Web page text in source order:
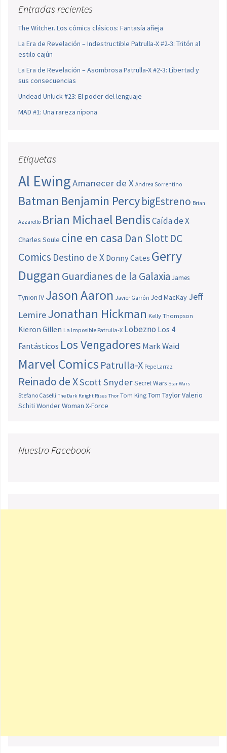
Entradas recientes
The Witcher. Los cómics clásicos: Fantasía añeja
La Era de Revelación – Indestructible Patrulla-X #2-3: Tritón al
estilo cajún
La Era de Revelación – Asombrosa Patrulla-X #2-3: Libertad y
sus consecuencias
Undead Unluck #23: El poder del lenguaje
MAD #1: Una rareza nipona
Etiquetas
Al EwingAmanecer de X Andrea Sorrentino
Batman Benjamin PercybigEstreno Brian
Azzarello Brian Michael BendisCaída de X
Charles Soule cine en casa Dan SlottDC
Comics Destino de X Donny Cates Gerry
Duggan Guardianes de la Galaxia James
Tynion IV Jason Aaron Javier Garrón Jed MacKay Jeff
LemireJonathan Hickman Kelly Thompson
Kieron Gillen La Imposible Patrulla-X Lobezno Los 4
Fantásticos Los Vengadores Mark Waid
Marvel Comics Patrulla-X Pepe Larraz
Reinado de XScott SnyderSecret Wars Star Wars
Stefano Caselli The Dark Knight Rises Thor Tom King Tom TaylorValerio
Schiti Wonder Woman X-Force
Nuestro Facebook